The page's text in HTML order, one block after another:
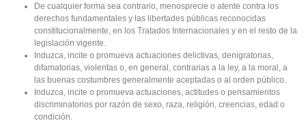
De cualquier forma sea contrario, menosprecie o atente contra los
derechos fundamentales y las libertades públicas reconocidas
constitucionalmente, en los Tratados Internacionales y en el resto de la
legislación vigente.
Induzca, incite o promueva actuaciones delictivas, denigratorias,
difamatorias, violentas o, en general, contrarias a la ley, a la moral, a
las buenas costumbres generalmente aceptadas o al orden público.
Induzca, incite o promueva actuaciones, actitudes o pensamientos
discriminatorios por razón de sexo, raza, religión, creencias, edad o
condición.